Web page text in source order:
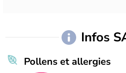
Infos
Pollens et allergies